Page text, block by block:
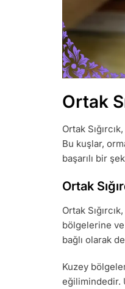
Ortak
Ortak
Bu kuşlar,
başarılı bir
Ortak
Ortak
bölgelerine ve
bağlı olarak
Kuzey
eğilimindedir.